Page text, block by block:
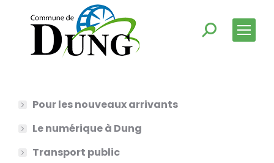
Pour les nouveaux arrivants
Le numérique à Dung
Transport public